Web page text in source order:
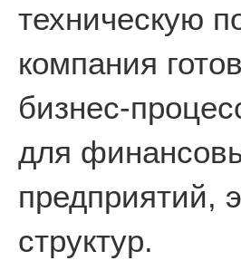
техническую
компания
бизнес-
для
предприятий,
структур.